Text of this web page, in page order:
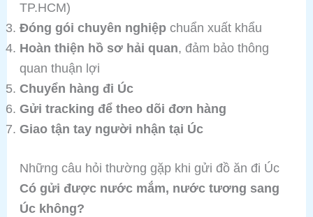
TP.HCM)
Đóng gói chuyên nghiệpchuẩn xuất khẩu
Hoàn thiện hồ sơ hải quan, đảm bảo thông
quan thuận lợi
Chuyển hàng đi Úc
Gửi tracking để theo dõi đơn hàng
Giao tận tay người nhận tại Úc
Những câu hỏi thường gặp khi gửi đồ ăn đi Úc
Có gửi được nước mắm, nước tương sang
Úc không?